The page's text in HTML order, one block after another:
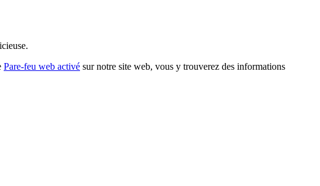
Pare-feu web activé sur notre site web, vous y trouverez des informations